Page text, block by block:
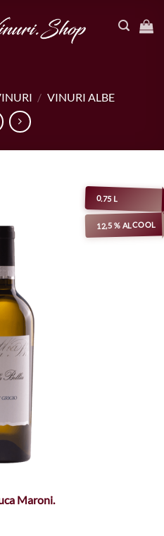
/ VINURI ALBE
0.75 L
12,5 % ALCOOL
Maroni.